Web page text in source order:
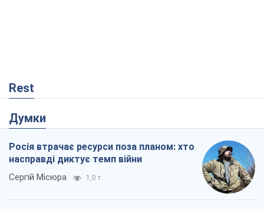
Rest
Думки
Росія втрачає ресурси поза планом: хто
насправді диктує темп війни
Сергій Місюра 1,0 т.